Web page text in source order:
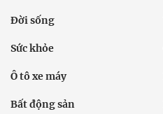
Đời sống
Sức khỏe
Ô tô xe máy
Bất động sản